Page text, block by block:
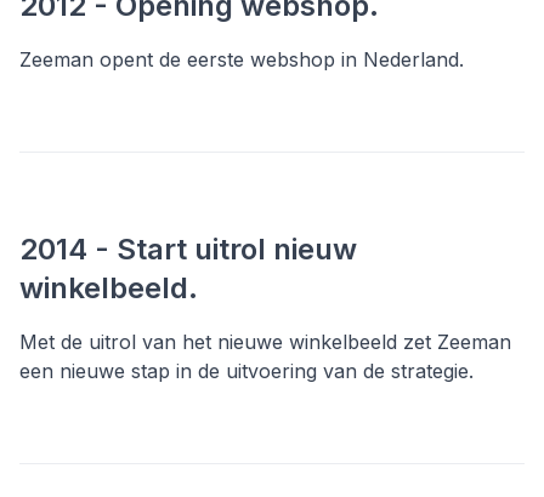
Zeeman opent de eerste webshop in Nederland.
2014 - Start uitrol nieuw
winkelbeeld.
Met de uitrol van het nieuwe winkelbeeld zet Zeeman
een nieuwe stap in de uitvoering van de strategie.